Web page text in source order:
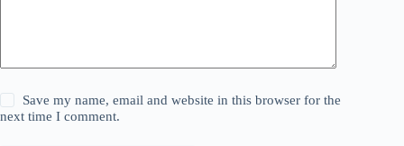
Save my name, email and website in this browser for the
next time I comment.